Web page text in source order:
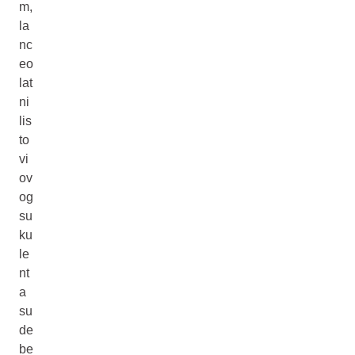
m,
la
nc
eo
lat
ni
lis
to
vi
ov
og
su
ku
le
nt
a
su
de
be